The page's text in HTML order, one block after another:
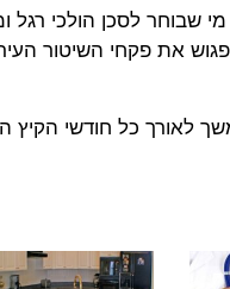
שבוחר לסכן הולכי
את פקחי השיטור
לאורך כל חודשי הקיץ